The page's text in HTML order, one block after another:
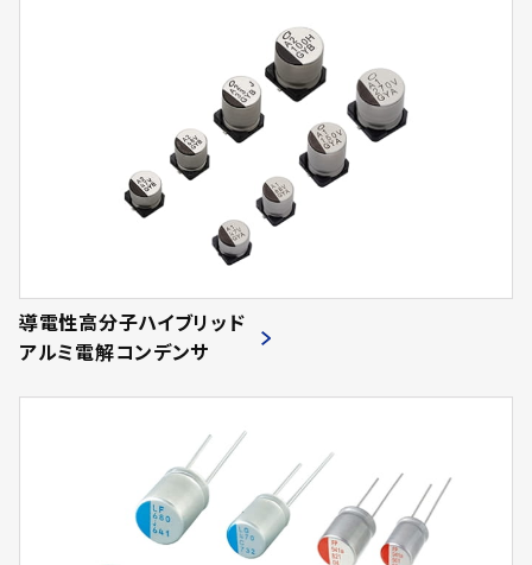
導電性高分子ハイブリッド
アルミ電解コンデンサ